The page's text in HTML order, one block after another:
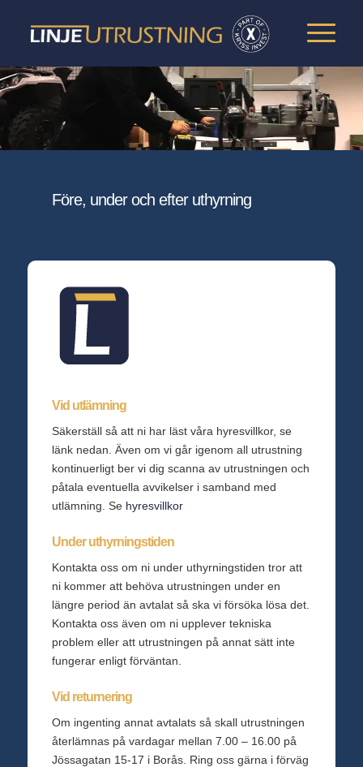
Före, under och efter uthyrning
Vid utlämning
Säkerställ så att ni har läst våra hyresvillkor, se
länk nedan. Även om vi går igenom all utrustning
kontinuerligt ber vi dig scanna av utrustningen och
påtala eventuella avvikelser i samband med
utlämning. Se hyresvillkor
Under uthyrningstiden
Kontakta oss om ni under uthyrningstiden tror att
ni kommer att behöva utrustningen under en
längre period än avtalat så ska vi försöka lösa det.
Kontakta oss även om ni upplever tekniska
problem eller att utrustningen på annat sätt inte
fungerar enligt förväntan.
Vid returnering
Om ingenting annat avtalats så skall utrustningen
återlämnas på vardagar mellan 7.00 – 16.00 på
Jössagatan 15-17 i Borås. Ring oss gärna i förväg